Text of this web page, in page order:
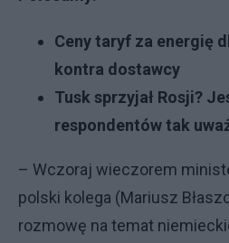
Ceny taryf za energię
kontra dostawcy
Tusk sprzyjał Rosji?
respondentów tak
– Wczoraj wieczorem
polski kolega (Mariusz
rozmowę na temat